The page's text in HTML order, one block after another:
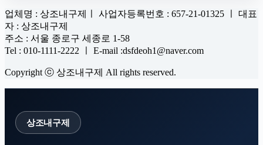
업체명 : 상조내구제ㅣ 사업자등록번호 : 657-21-01325 ㅣ 대표
자 : 상조내구제
주소 : 서울 종로구 세종로 1-58
Tel : 010-1111-2222 ㅣ E-mail :dsfdeoh1@naver.com
Copyright ⓒ 상조내구제 All rights reserved.
상조내구제